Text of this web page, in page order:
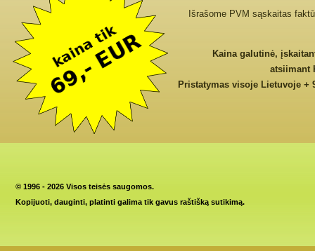
Išrašome PVM sąskaitas
Kaina galutinė,
atsiimant
Pristatymas visoje Lietuvoje +
© 1996 - 2026 Visos teisės saugomos.
Kopijuoti, dauginti, platinti galima tik gavus raštišką sutikimą.